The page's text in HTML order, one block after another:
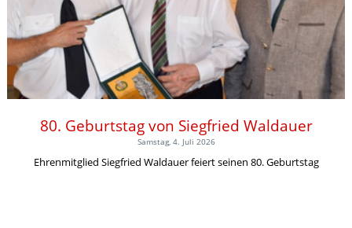
80. Geburtstag von Siegfried Waldauer
Samstag, 4. Juli 2026
Ehrenmitglied Siegfried Waldauer feiert seinen 80. Geburtstag